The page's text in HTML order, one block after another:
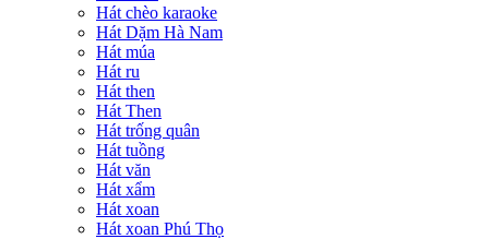
Hát chèo karaoke
Hát Dặm Hà Nam
Hát múa
Hát ru
Hát then
Hát Then
Hát trống quân
Hát tuồng
Hát văn
Hát xẩm
Hát xoan
Hát xoan Phú Thọ